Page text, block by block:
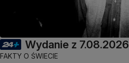
Wydanie z 7.08.2026
FAKTY O ŚWIECIE